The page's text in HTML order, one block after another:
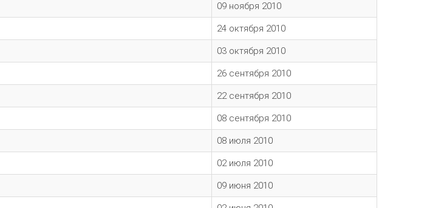
09 ноября 2010
24 октября 2010
03 октября 2010
26 сентября 2010
22 сентября 2010
08 сентября 2010
08 июля 2010
02 июля 2010
09 июня 2010